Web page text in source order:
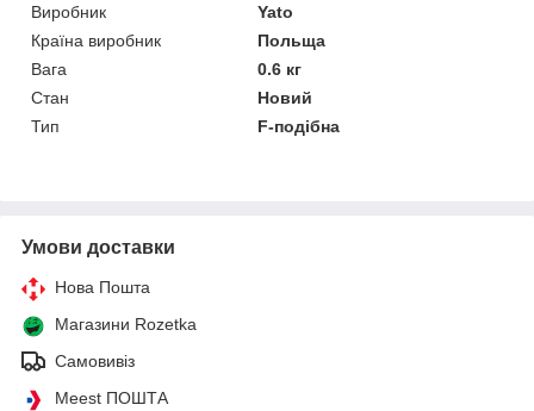
Виробник
Yato
Країна виробник
Польща
Вага
0.6 кг
Стан
Новий
Тип
F-подібна
Умови доставки
Нова Пошта
Магазини Rozetka
Самовивіз
Meest ПОШТА